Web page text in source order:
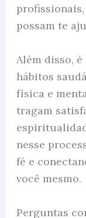
possam te
Além disso,
hábitos
física e
tragam
nesse
fé e
você mesmo.
Perguntas